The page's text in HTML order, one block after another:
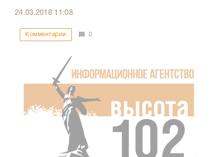
24.03.2018 11:08
Комментарии 0